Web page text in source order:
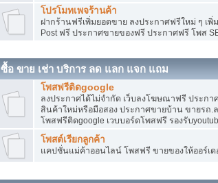
โปรโมทเพจร้านค้า
ฝากร้านฟรีเพิ่มยอดขาย ลงประกาศฟรีใหม่ ๆ เ
Post ฟรี ประกาศขายของฟรี ประกาศฟรี โพส
ซื้อ ขาย เช่า บริการ ลด แลก แจก แถม
โพสฟรีติดgoogle
ลงประกาศได้ไม่จำกัด เว็บลงโฆษณาฟรี ประก
สินค้าใหม่หรือมือสอง ประกาศขายบ้าน ขายรถ.
โพสฟรีติดgoogle เวบบอร์ดโพสฟรี รองรับ
โพสต์เรียกลูกค้า
แคปชั่นแม่ค้าออนไลน์ โพสฟรี ขายของให้ออร์เด